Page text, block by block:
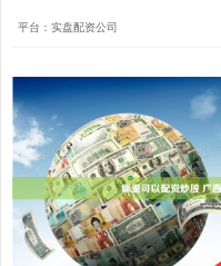
平台：实盘配资公司